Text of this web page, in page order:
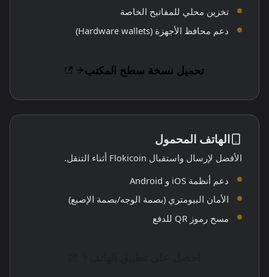
تخزين محلي للمفاتيح الخاصة
دعم محافظ الأجهزة (Hardware wallets)
تحميل نسخة سطح المكتب
الهاتف المحمول
الأفضل لإرسال واستقبال Flokicoin أثناء التنقل.
دعم أنظمة iOS و Android
الأمان البيومتري (بصمة الوجه/بصمة الإصبع)
مسح رموز QR للدفع